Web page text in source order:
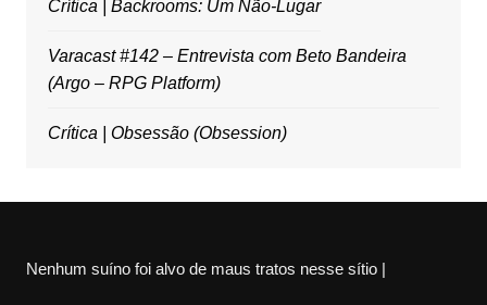
Crítica | Backrooms: Um Não-Lugar
Varacast #142 – Entrevista com Beto Bandeira
(Argo – RPG Platform)
Crítica | Obsessão (Obsession)
Nenhum suíno foi alvo de maus tratos nesse sítio |